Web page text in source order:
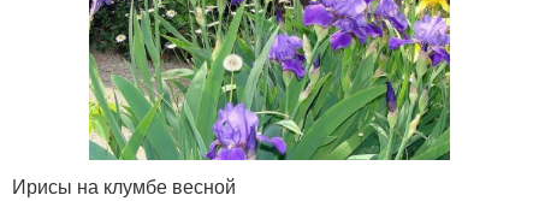
Ирисы на клумбе весной